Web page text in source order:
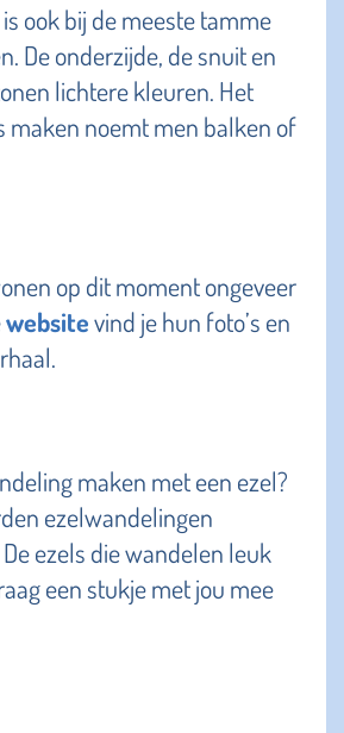
ook bij de meeste tamme
De onderzijde, de snuit en
lichtere kleuren. Het
maken noemt men balken of
op dit moment ongeveer
websitevind je hun foto’s en
maken met een ezel?
ezelwandelingen
ezels die wandelen leuk
een stukje met jou mee